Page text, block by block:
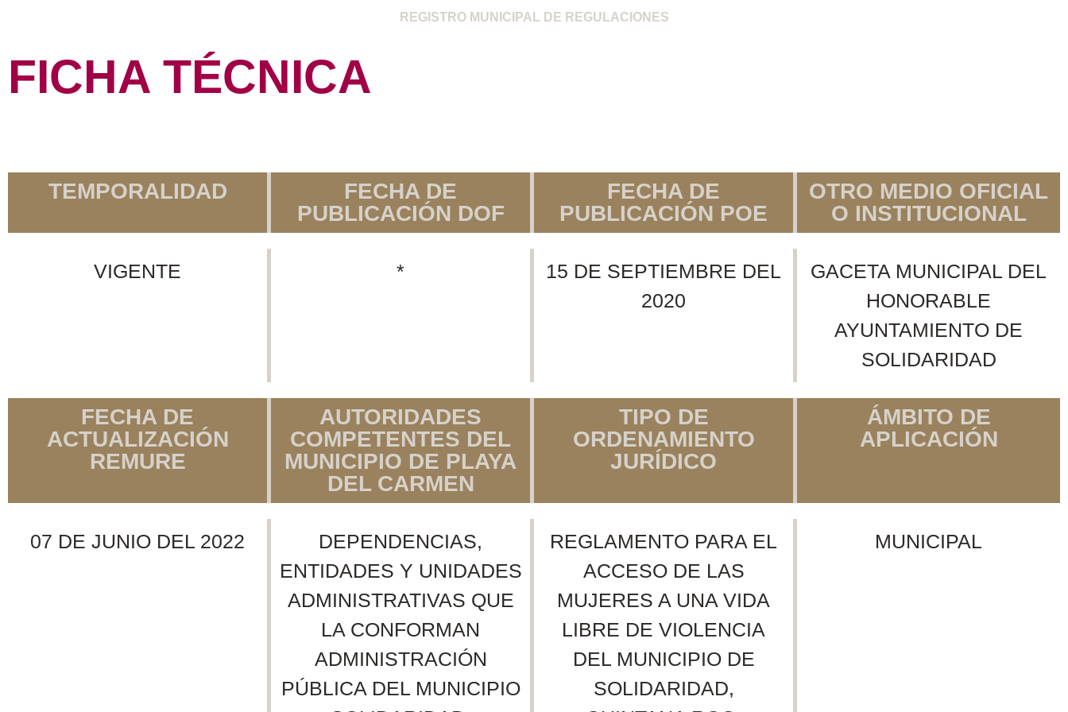
REGISTRO MUNICIPAL DE REGULACIONES
FICHA TÉCNICA
TEMPORALIDAD
FECHA DE
PUBLICACIÓN DOF
FECHA DE
PUBLICACIÓN POE
OTRO MEDIO OFICIAL
O INSTITUCIONAL
VIGENTE *
15 DE SEPTIEMBRE DEL
2020
GACETA MUNICIPAL DEL
HONORABLE
AYUNTAMIENTO DE
SOLIDARIDAD
FECHA DE
ACTUALIZACIÓN
REMURE
AUTORIDADES
COMPETENTES DEL
MUNICIPIO DE PLAYA
DEL CARMEN
TIPO DE
ORDENAMIENTO
JURÍDICO
ÁMBITO DE
APLICACIÓN
07 DE JUNIO DEL 2022
DEPENDENCIAS,
ENTIDADES Y UNIDADES
ADMINISTRATIVAS QUE
LA CONFORMAN
ADMINISTRACIÓN
PÚBLICA DEL MUNICIPIO
REGLAMENTO PARA EL
ACCESO DE LAS
MUJERES A UNA VIDA
LIBRE DE VIOLENCIA
DEL MUNICIPIO DE
SOLIDARIDAD,
MUNICIPAL